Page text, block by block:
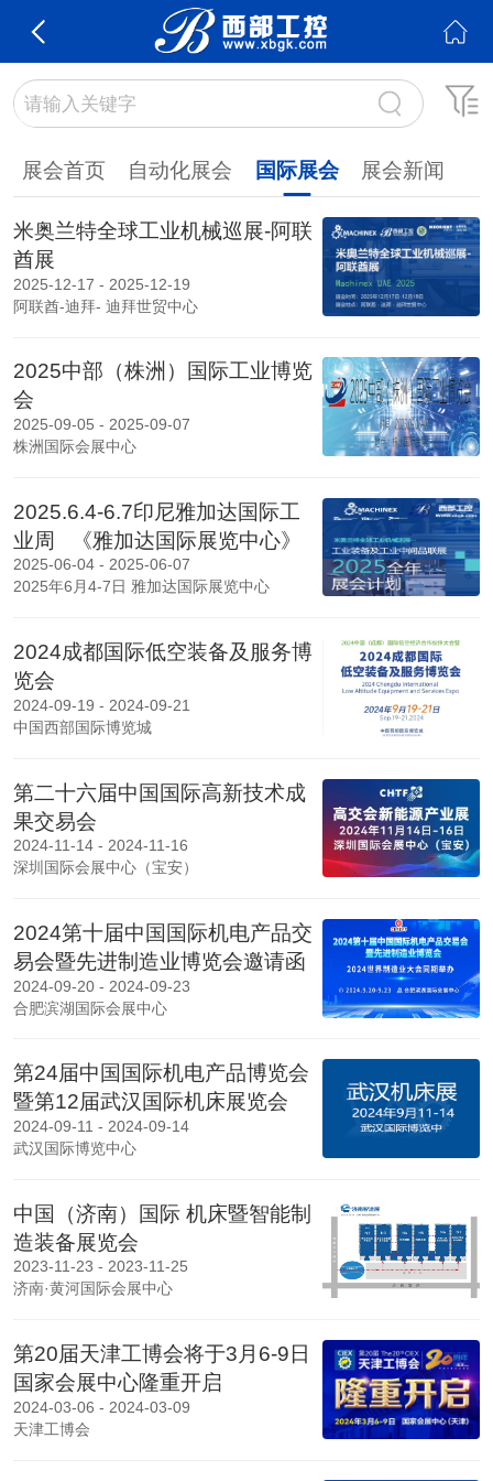
展会首页 自动化展会 国际展会 展会新闻
米奥兰特全球工业机械巡展-阿联
酋展
2025-12-17 - 2025-12-19
阿联酋-迪拜- 迪拜世贸中心
2025中部（株洲）国际工业博览
会
2025-09-05 - 2025-09-07
株洲国际会展中心
2025.6.4-6.7印尼雅加达国际工
业周 《雅加达国际展览中心》
2025-06-04 - 2025-06-07
2025年6月4-7日 雅加达国际展览中心
2024成都国际低空装备及服务博
览会
2024-09-19 - 2024-09-21
中国西部国际博览城
第二十六届中国国际高新技术成
果交易会
2024-11-14 - 2024-11-16
深圳国际会展中心（宝安）
2024第十届中国国际机电产品交
易会暨先进制造业博览会邀请函
2024-09-20 - 2024-09-23
合肥滨湖国际会展中心
第24届中国国际机电产品博览会
暨第12届武汉国际机床展览会
2024-09-11 - 2024-09-14
武汉国际博览中心
中国（济南）国际 机床暨智能制
造装备展览会
2023-11-23 - 2023-11-25
济南·黄河国际会展中心
第20届天津工博会将于3月6-9日
国家会展中心隆重开启
2024-03-06 - 2024-03-09
天津工博会